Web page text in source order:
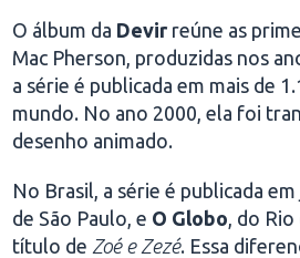
O álbum da Devir reúne as
Mac Pherson, produzidas nos
a série é publicada em mais de
mundo. No ano 2000, ela foi
desenho animado.
No Brasil, a série é publicada
de São Paulo, e O Globo, do
título de Zoé e Zezé. Essa